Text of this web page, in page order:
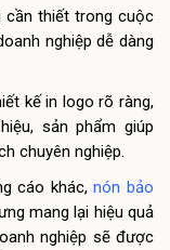
cần thiết trong cuộc
nghiệp dễ dàng
kế in logo rõ ràng,
sản phẩm giúp
chuyên nghiệp.
cáo khác,nón bảo
mang lại hiệu quả
nghiệp sẽ được